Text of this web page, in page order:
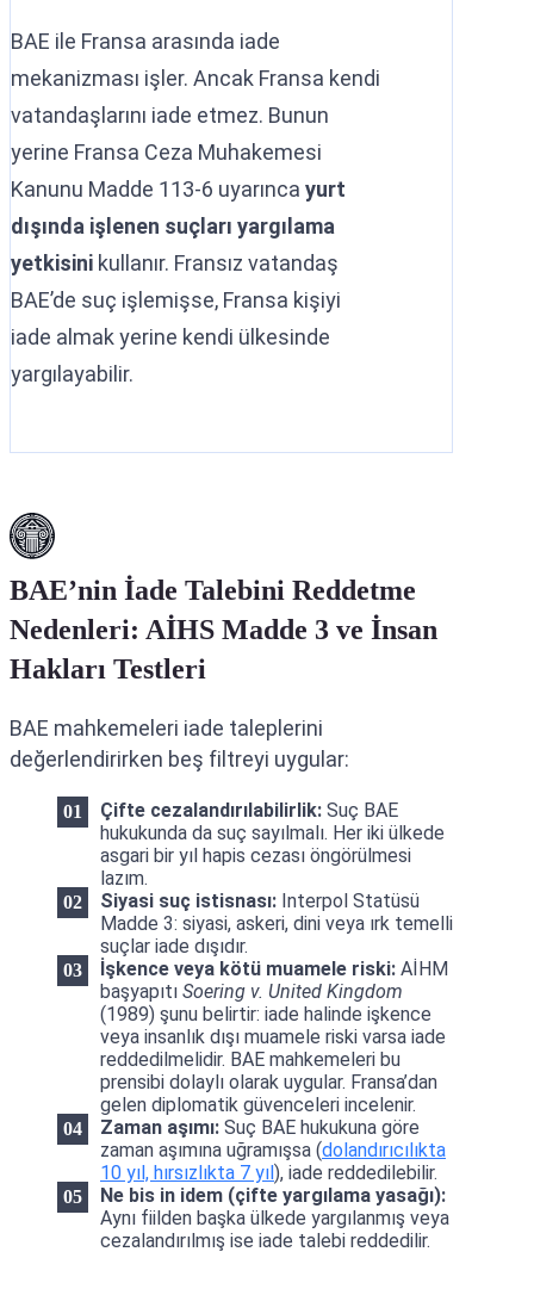
BAE ile Fransa arasında iade
mekanizması işler. Ancak Fransa kendi
vatandaşlarını iade etmez. Bunun
yerine Fransa Ceza Muhakemesi
Kanunu Madde 113-6 uyarınca yurt
dışında işlenen suçları yargılama
yetkisini kullanır. Fransız vatandaş
BAE’de suç işlemişse, Fransa kişiyi
iade almak yerine kendi ülkesinde
yargılayabilir.
BAE’nin İade Talebini Reddetme
Nedenleri: AİHS Madde 3 ve İnsan
Hakları Testleri
BAE mahkemeleri iade taleplerini
değerlendirirken beş filtreyi uygular:
Çifte cezalandırılabilirlik: Suç BAE
hukukunda da suç sayılmalı. Her iki ülkede
asgari bir yıl hapis cezası öngörülmesi
lazım.
Siyasi suç istisnası: Interpol Statüsü
Madde 3: siyasi, askeri, dini veya ırk temelli
suçlar iade dışıdır.
İşkence veya kötü muamele riski: AİHM
başyapıtı Soering v. United Kingdom
(1989) şunu belirtir: iade halinde işkence
veya insanlık dışı muamele riski varsa iade
reddedilmelidir. BAE mahkemeleri bu
prensibi dolaylı olarak uygular. Fransa’dan
gelen diplomatik güvenceleri incelenir.
Zaman aşımı: Suç BAE hukukuna göre
zaman aşımına uğramışsa (dolandırıcılıkta
10 yıl, hırsızlıkta 7 yıl), iade reddedilebilir.
Ne bis in idem (çifte yargılama yasağı):
Aynı fiilden başka ülkede yargılanmış veya
cezalandırılmış ise iade talebi reddedilir.